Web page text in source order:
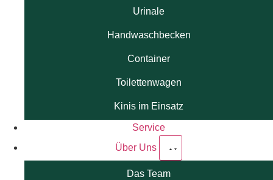
Urinale
Handwaschbecken
Container
Toilettenwagen
Kinis im Einsatz
Service
Über Uns
Das Team